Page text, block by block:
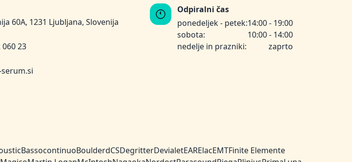
60A, 1231 Ljubljana, Slovenija
060 23
Odpiralni čas
ponedeljek - petek:14:00 - 19:00
sobota:
10:00 - 14:00
nedelje in prazniki:
zaprto
BassocontinuoBoulderdCSDegritterDevialetEARElacEMTFinite Elemente